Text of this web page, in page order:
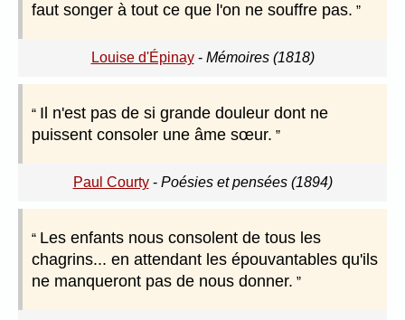
faut songer à tout ce que l'on ne souffre pas.
Louise d'Épinay- Mémoires (1818)
Il n'est pas de si grande douleur dont ne
puissent consoler une âme sœur.
Paul Courty- Poésies et pensées (1894)
Les enfants nous consolent de tous les
chagrins... en attendant les épouvantables qu'ils
ne manqueront pas de nous donner.